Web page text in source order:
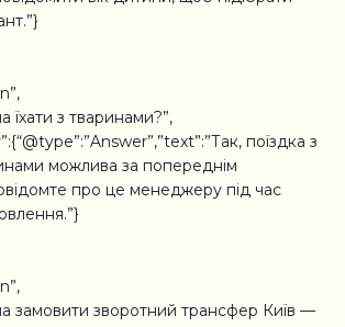
їхати з тваринами?”,
поїздка з
можлива за попереднім
про це менеджеру під час
замовити зворотний трансфер Київ —